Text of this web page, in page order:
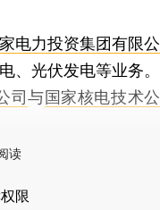
电力投资集团有限公
、光伏发电等业务。
司与国家核电技术公
读
限